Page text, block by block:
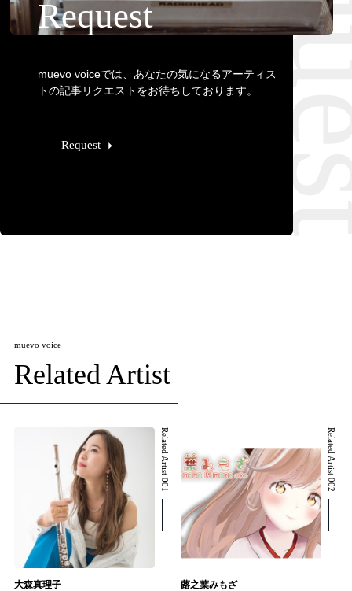
Request
muevo voiceでは、あなたの気になるアーティス
トの記事リクエストをお待ちしております。
Request
muevo voice
Related Artist
Related Artist 001
大森真理子
Related Artist 002
蕗之葉みもざ